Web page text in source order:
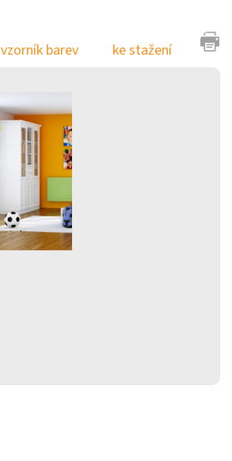
vzorník barev ke stažení